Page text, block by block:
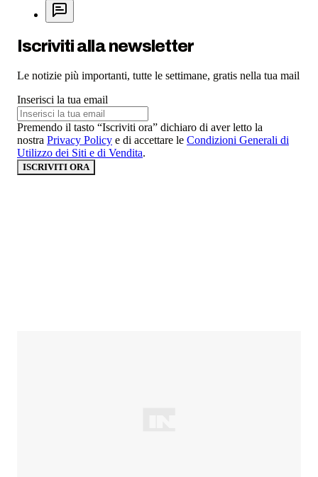
Iscriviti alla newsletter
Le notizie più importanti, tutte le settimane, gratis nella tua mail
Inserisci la tua email
Premendo il tasto “Iscriviti ora” dichiaro di aver letto la
nostra Privacy Policy e di accettare le Condizioni Generali di
Utilizzo dei Siti e di Vendita.
ISCRIVITI ORA